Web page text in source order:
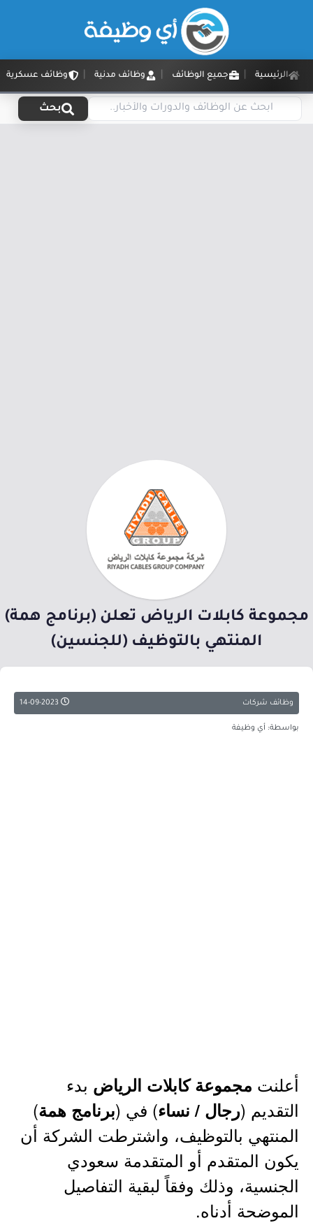
الرئيسية جميع الوظائف وظائف مدنية وظائف عسكرية
بحث
مجموعة كابلات الرياض تعلن (برنامج همة)
المنتهي بالتوظيف (للجنسين)
وظائف شركات
بواسطة: أي وظيفة
أعلنت مجموعة كابلات الرياض بدء
التقديم (رجال / نساء) في (برنامج همة)
المنتهي بالتوظيف، واشترطت الشركة أن
يكون المتقدم أو المتقدمة سعودي
الجنسية، وذلك وفقاً لبقية التفاصيل
الموضحة أدناه.